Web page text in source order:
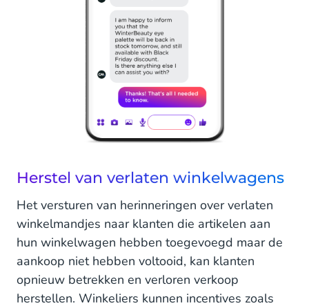
Herstel van verlaten winkelwagens
Het versturen van herinneringen over verlaten
winkelmandjes naar klanten die artikelen aan
hun winkelwagen hebben toegevoegd maar de
aankoop niet hebben voltooid, kan klanten
opnieuw betrekken en verloren verkoop
herstellen. Winkeliers kunnen incentives zoals